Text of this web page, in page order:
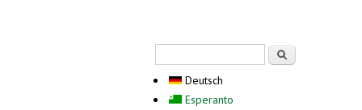
Deutsch
Esperanto